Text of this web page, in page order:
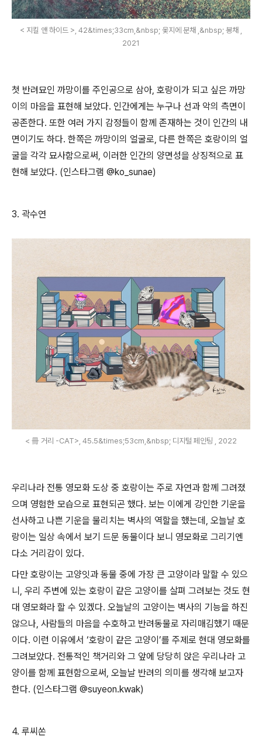
< 지킬 앤 하이드 >, 42&times;33cm,&nbsp; 옻지에 분채 ,&nbsp; 봉채 ,
2021
첫 반려묘인 까망이를 주인공으로 삼아, 호랑이가 되고 싶은 까망
이의 마음을 표현해 보았다. 인간에게는 누구나 선과 악의 측면이
공존한다. 또한 여러 가지 감정들이 함께 존재하는 것이 인간의 내
면이기도 하다. 한쪽은 까망이의 얼굴로, 다른 한쪽은 호랑이의 얼
굴을 각각 묘사함으로써, 이러한 인간의 양면성을 상징적으로 표
현해 보았다. (인스타그램 @ko_sunae)
3. 곽수연
< 冊 거리 -CAT>, 45.5&times;53cm,&nbsp; 디지털 페인팅 , 2022
우리나라 전통 영모화 도상 중 호랑이는 주로 자연과 함께 그려졌
으며 영험한 모습으로 표현되곤 했다. 보는 이에게 강인한 기운을
선사하고 나쁜 기운을 물리치는 벽사의 역할을 했는데 , 오늘날 호
랑이는 일상 속에서 보기 드문 동물이다 보니 영모화로 그리기엔
다소 거리감이 있다.
다만 호랑이는 고양잇과 동물 중에 가장 큰 고양이라 말할 수 있으
니 , 우리 주변에 있는 호랑이 같은 고양이를 살펴 그려보는 것도 현
대 영모화라 할 수 있겠다. 오늘날의 고양이는 벽사의 기능을 하진
않으나, 사람들의 마음을 수호하고 반려동물로 자리매김했기 때문
이다. 이런 이유에서 ‘호랑이 같은 고양이 ’를 주제로 현대 영모화를
그려보았다. 전통적인 책거리와 그 앞에 당당히 앉은 우리나라 고
양이를 함께 표현함으로써, 오늘날 반려의 의미를 생각해 보고자
한다. (인스타그램 @suyeon.kwak)
4. 루씨쏜